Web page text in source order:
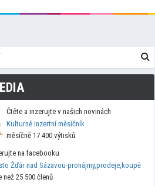
Čtěte a inzerujte v našich novinách
Kulturně inzertní měsíčník
měsíčně 17 400 výtisků
na facebooku
Žďár nad Sázavou-pronájmy,prodeje,koupě
než 25 500 členů